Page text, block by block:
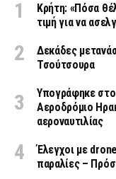
Κρήτη: «Πόσα
τιμή για να
Δεκάδες
Τσούτσουρα
Υπογράφηκε
Αεροδρόμιο
αεροναυτιλίας
Έλεγχοι με
παραλίες –